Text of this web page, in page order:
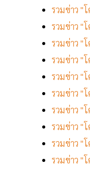
รวมข่าว "
รวมข่าว "
รวมข่าว "
รวมข่าว "
รวมข่าว "
รวมข่าว "
รวมข่าว "
รวมข่าว "
รวมข่าว "
รวมข่าว "